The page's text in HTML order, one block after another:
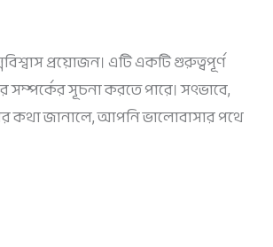
প্রয়োজন। এটি একটি গুরুত্বপূর্ণ
সূচনা করতে পারে। সৎভাবে,
কথা জানালে, আপনি ভালোবাসার পথে